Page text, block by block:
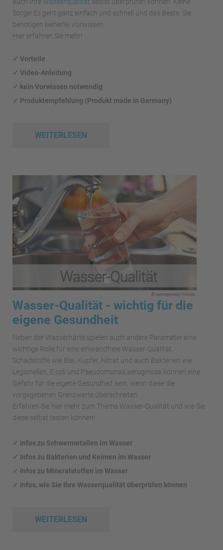
auch IhreWasserqualität selbst überprüfen können. Keine
Sorge! Es geht ganz einfach und schnell und das Beste: Sie
benötigen keinerlei Vorwissen.
Hier erfahren Sie mehr!
✓ Vorteile
✓ Video-Anleitung
✓ kein Vorwissen notwendig
✓ Produktempfehlung (Produkt made in Germany)
WEITERLESEN
Wasser-Qualität - wichtig für die
eigene Gesundheit
Neben der Wasserhärte spielen auch andere Parameter eine
wichtige Rolle für eine einwandfreie Wasser-Qualität.
Schadstoffe wie Blei, Kupfer, Nitrat und auch Bakterien wie
Legionellen, E.coli und Pseudomonas aeruginosa können eine
Gefahr für die eigene Gesundheit sein, wenn diese die
vorgegebenen Grenzwerte überschreiten.
Erfahren Sie hier mehr zum Thema Wasser-Qualität und wie Sie
diese selbst testen können!
✓ Infos zu Schwermetallen im Wasser
✓ Infos zu Bakterien und Keimen im Wasser
✓ Infos zu Mineralstoffen im Wasser
✓ Infos, wie Sie Ihre Wasserqualität überprüfen können
WEITERLESEN